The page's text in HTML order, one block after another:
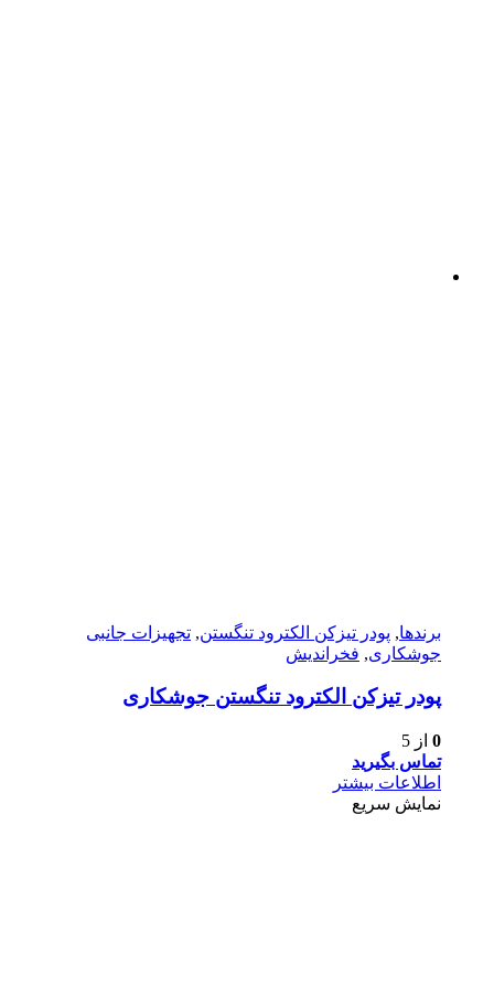
برندها, پودر تیزکن الکترود تنگستن, تجهیزات جانبی
جوشکاری, فخراندیش
پودر تیزکن الکترود تنگستن جوشکاری
0 از 5
تماس بگیرید
اطلاعات بیشتر
نمایش سریع